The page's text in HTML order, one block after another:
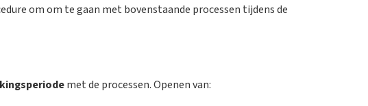
om om te gaan met bovenstaande processen tijdens de
met de processen. Openen van: